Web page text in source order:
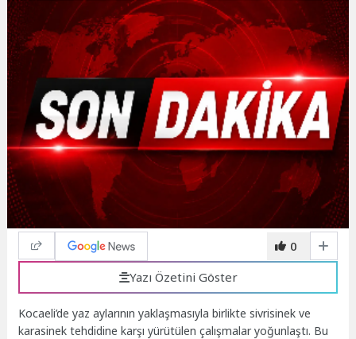
0
Yazı Özetini Göster
Kocaeli’de yaz aylarının yaklaşmasıyla birlikte sivrisinek ve
karasinek tehdidine karşı yürütülen çalışmalar yoğunlaştı. Bu